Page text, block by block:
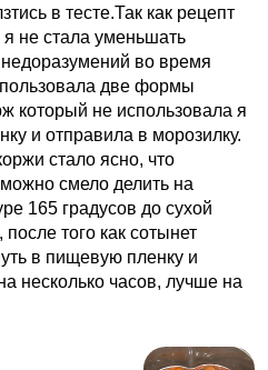
в тесте.Так как рецепт
не стала уменьшать
во время
две формы
который не использовала я
и отправила в морозилку.
стало ясно, что
смело делить на
165 градусов до сухой
того как сотынет
в пищевую пленку и
несколько часов, лучше на